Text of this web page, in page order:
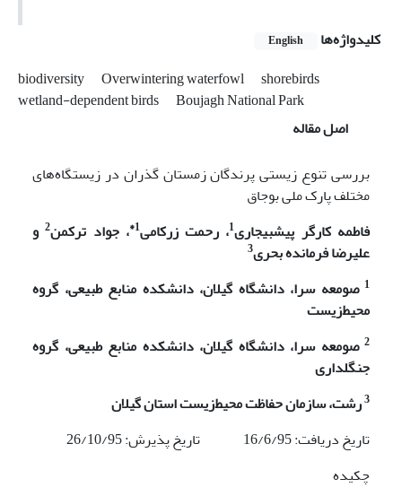
کلیدواژه‌ها
English
biodiversity Overwintering waterfowl
shorebirds
wetland-dependent birds
Boujagh National Park
اصل مقاله
بررسی تنوع زیستی پرندگان زمستان گذران در زیستگاه‌های
مختلف پارک ملی بوجاق
فاطمه کارگر پیشبیجاری1، رحمت زرکامی1* ، جواد ترکمن2و
علیرضا فرمانده بحری3
1 صومعه سرا، دانشگاه گیلان، دانشکده منابع طبیعی، گروه
محیط‌زیست
2 صومعه سرا، دانشگاه گیلان، دانشکده منابع طبیعی، گروه
جنگلداری
3رشت، سازمان حفاظت محیط‌زیست استان گیلان
تاریخ دریافت: 16/6/95 تاریخ پذیرش: 26/10/95
چکیده